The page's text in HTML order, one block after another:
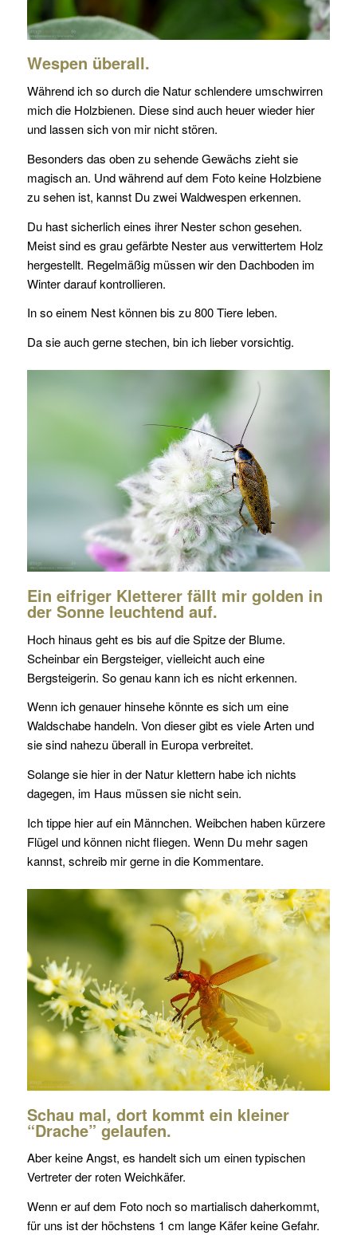
Wespen überall.
Während ich so durch die Natur schlendere umschwirren
mich die Holzbienen. Diese sind auch heuer wieder hier
und lassen sich von mir nicht stören.
Besonders das oben zu sehende Gewächs zieht sie
magisch an. Und während auf dem Foto keine Holzbiene
zu sehen ist, kannst Du zwei Waldwespen erkennen.
Du hast sicherlich eines ihrer Nester schon gesehen.
Meist sind es grau gefärbte Nester aus verwittertem Holz
hergestellt. Regelmäßig müssen wir den Dachboden im
Winter darauf kontrollieren.
In so einem Nest können bis zu 800 Tiere leben.
Da sie auch gerne stechen, bin ich lieber vorsichtig.
Ein eifriger Kletterer fällt mir golden in
der Sonne leuchtend auf.
Hoch hinaus geht es bis auf die Spitze der Blume.
Scheinbar ein Bergsteiger, vielleicht auch eine
Bergsteigerin. So genau kann ich es nicht erkennen.
Wenn ich genauer hinsehe könnte es sich um eine
Waldschabe handeln. Von dieser gibt es viele Arten und
sie sind nahezu überall in Europa verbreitet.
Solange sie hier in der Natur klettern habe ich nichts
dagegen, im Haus müssen sie nicht sein.
Ich tippe hier auf ein Männchen. Weibchen haben kürzere
Flügel und können nicht fliegen. Wenn Du mehr sagen
kannst, schreib mir gerne in die Kommentare.
Schau mal, dort kommt ein kleiner
“Drache” gelaufen.
Aber keine Angst, es handelt sich um einen typischen
Vertreter der roten Weichkäfer.
Wenn er auf dem Foto noch so martialisch daherkommt,
für uns ist der höchstens 1 cm lange Käfer keine Gefahr.